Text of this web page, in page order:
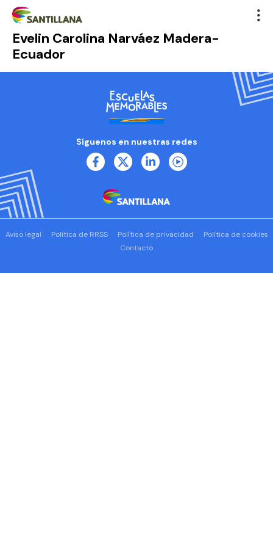
Evelin Carolina Narváez Madera-
Ecuador
Síguenos en nuestras redes
Aviso legal Política de RRSS Política de privacidad
Política de cookies
Contacto